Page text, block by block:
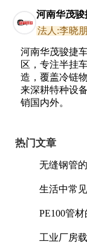
河南华茂骏
法人:李晓朋
河南华茂骏捷
区，专注半挂
造，覆盖冷链
来深耕特种设
销国内外。
热门文章
无缝钢管
生活中常
PE100管
工业厂房